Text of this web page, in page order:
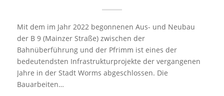
Mit dem im Jahr 2022 begonnenen Aus- und Neubau
der B 9 (Mainzer Straße) zwischen der
Bahnüberführung und der Pfrimm ist eines der
bedeutendsten Infrastrukturprojekte der vergangenen
Jahre in der Stadt Worms abgeschlossen. Die
Bauarbeiten…